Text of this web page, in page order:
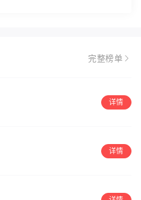
完整榜单
详情
详情